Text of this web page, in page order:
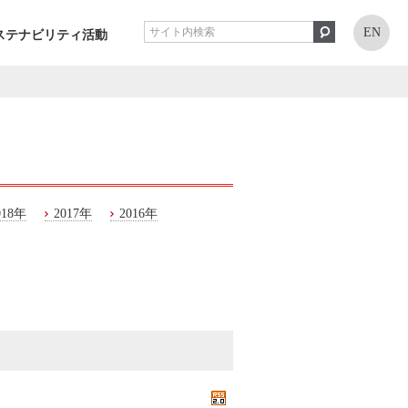
テナビリティ活動 EN
年 2017年 2016年